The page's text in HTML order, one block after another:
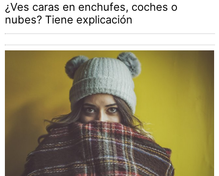
¿Ves caras en enchufes, coches o
nubes? Tiene explicación